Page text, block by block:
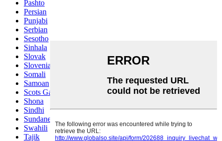
Pashto
Persian
Punjabi
Serbian
Sesotho
Sinhala
Slovak
Slovenian
Somali
Samoan
Scots Gaelic
Shona
Sindhi
Sundanese
Swahili
Tajik